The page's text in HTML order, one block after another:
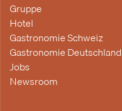
Gruppe
Hotel
Gastronomie Schweiz
Gastronomie Deutschland
Jobs
Newsroom